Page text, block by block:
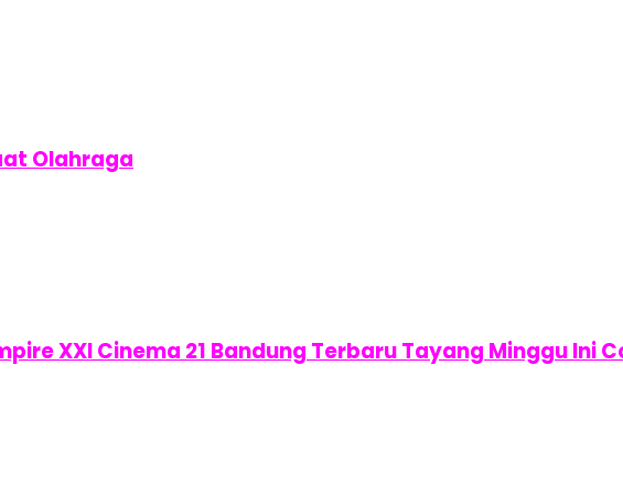
Olahraga
XXI Cinema 21 Bandung Terbaru Tayang Minggu Ini